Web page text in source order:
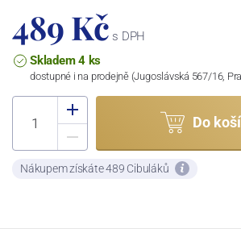
489 Kč s DPH
Skladem 4 ks
dostupné i na prodejně (Jugoslávská 567/16,
Do
Nákupem získáte 489 Cibuláků